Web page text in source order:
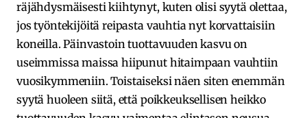
räjähdysmäisesti kiihtynyt, kuten olisi syytä olettaa,
jos työntekijöitä reipasta vauhtia nyt korvattaisiin
koneilla. Päinvastoin tuottavuuden kasvu on
useimmissa maissa hiipunut hitaimpaan vauhtiin
vuosikymmeniin. Toistaiseksi näen siten enemmän
syytä huoleen siitä, että poikkeuksellisen heikko